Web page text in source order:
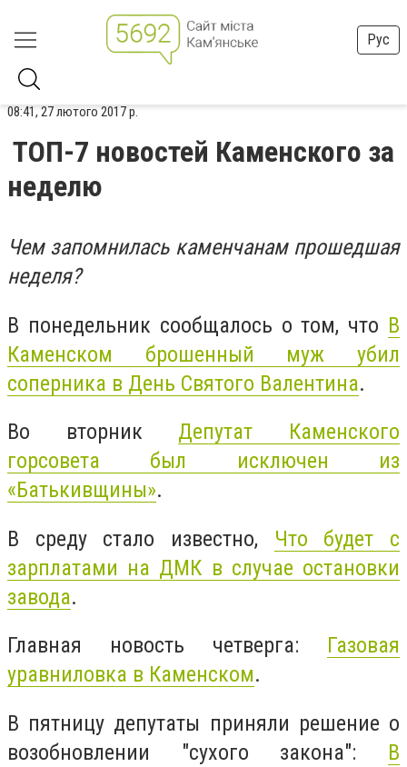
Рус
08:41, 27 лютого 2017 р.
ТОП-7 новостей Каменского за
неделю
Чем запомнилась каменчанам прошедшая
неделя?
В понедельник сообщалось о том, что В
Каменском брошенный муж убил
соперника в День Святого Валентина.
Во вторник Депутат Каменского
горсовета был исключен из
«Батькивщины».
В среду стало известно, Что будет с
зарплатами на ДМК в случае остановки
завода.
Главная новость четверга: Газовая
уравниловка в Каменском.
В пятницу депутаты приняли решение о
возобновлении "сухого закона": В